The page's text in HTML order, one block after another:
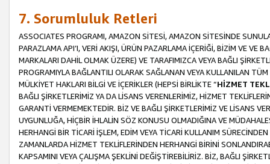
7. Sorumluluk Retleri
ASSOCIATES PROGRAMI, AMAZON SİTESİ, AMAZON SİTESİNDE
PARAZLAMA API’I, VERİ AKIŞI, ÜRÜN PAZARLAMA İÇERİĞİ, BİZİM VE VE
MARKALARI DAHİL OLMAK ÜZERE) VE TARAFIMIZCA VEYA BAĞLI
PROGRAMIYLA BAĞLANTILI OLARAK SAĞLANAN VEYA KULLANILAN
MÜLKİYET HAKLARI BİLGİ VE İÇERİKLER (HEPSİ BİRLİKTE “HİZMET
BAĞLI ŞİRKETLERİMİZ YA DA LİSANS VERENLERİMİZ, HİZMET
GARANTİ VERMEMEKTEDİR. BİZ VE BAĞLI ŞİRKETLERİMİZ VE LİSANS
UYGUNLUĞA, HİÇBİR İHLALİN SÖZ KONUSU OLMADIĞINA VE
HERHANGİ BİR TİCARİ İŞLEM, EDİM VEYA TİCARİ KULLANIM
ZAMANLARDA HİZMET TEKLİFLERİNDEN HERHANGİ BİRİNİ
KAPSAMINI VEYA ÇALIŞMA ŞEKLİNİ DEĞİŞTİREBİLİRİZ. BİZ, BAĞLI